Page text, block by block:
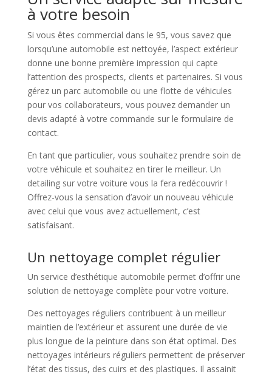
à votre besoin
Si vous êtes commercial dans le 95, vous savez que
lorsqu’une automobile est nettoyée, l’aspect extérieur
donne une bonne première impression qui capte
l’attention des prospects, clients et partenaires. Si vous
gérez un parc automobile ou une flotte de véhicules
pour vos collaborateurs, vous pouvez demander un
devis adapté à votre commande sur le formulaire de
contact.
En tant que particulier, vous souhaitez prendre soin de
votre véhicule et souhaitez en tirer le meilleur. Un
detailing sur votre voiture vous la fera redécouvrir !
Offrez-vous la sensation d’avoir un nouveau véhicule
avec celui que vous avez actuellement, c’est
satisfaisant.
Un nettoyage complet régulier
Un service d’esthétique automobile permet d’offrir une
solution de nettoyage complète pour votre voiture.
Des nettoyages réguliers contribuent à un meilleur
maintien de l’extérieur et assurent une durée de vie
plus longue de la peinture dans son état optimal. Des
nettoyages intérieurs réguliers permettent de préserver
l’état des tissus, des cuirs et des plastiques. Il assainit